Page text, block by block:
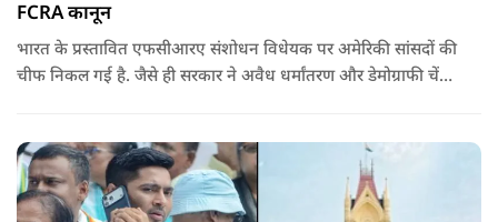
FCRA कानून
भारत के प्रस्तावित एफसीआरए संशोधन विधेयक पर अमेरिकी सांसदों की
चीफ निकल गई है. जैसे ही सरकार ने अवैध धर्मांतरण और डेमोग्राफी चेंज
जरूरी है.